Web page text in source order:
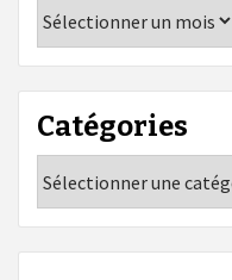
Catégories